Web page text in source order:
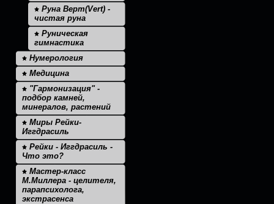
Руна Верт(Vert) -
чистая руна
Руническая
гимнастика
Нумерология
Медицина
"Гармонизация" -
подбор камней,
минералов, растений
Миры Рейки-
Иггдрасиль
Рейки - Иггдрасиль -
Что это?
Мастер-класс
М.Миллера - целителя,
парапсихолога,
экстрасенса